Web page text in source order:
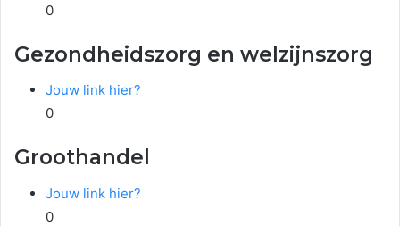
0
Gezondheidszorg en welzijnszorg
Jouw link hier?
0
Groothandel
Jouw link hier?
0